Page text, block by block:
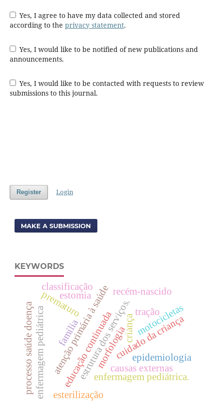
Yes, I agree to have my data collected and stored
according to the privacy statement.
Yes, I would like to be notified of new publications and
announcements.
Yes, I would like to be contacted with requests to review
submissions to this journal.
Register Login
MAKE A SUBMISSION
KEYWORDS
atenção primária à saúde
enfermagem pediátrica criança
estrutura dos serviços.
recém-nascido
educação continuadacuidado da criança
enfermagem pediátrica.
família
prematuro tração
morfologia
estomia
esterilização
classificação
processo saúde doença motocicletas
causas externas
epidemiologia